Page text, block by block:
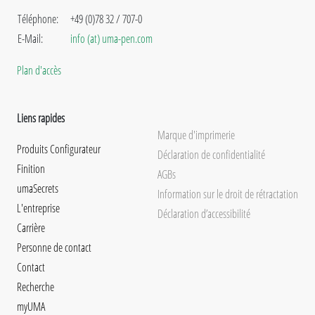
Téléphone:
E-Mail:
+49 (0)78 32 / 707-0
info (at) uma-pen.com
Plan d'accès
Liens rapides
Produits Configurateur
Finition
umaSecrets
L'entreprise
Carrière
Personne de contact
Contact
Recherche
myUMA
Marque d'imprimerie
Déclaration de confidentialité
AGBs
Information sur le droit de rétractation
Déclaration d’accessibilité